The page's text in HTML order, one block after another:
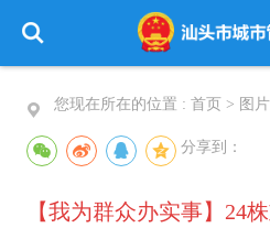
您现在所在的位置 : 首页 > 图
分享到：
【我为群众办实事】24